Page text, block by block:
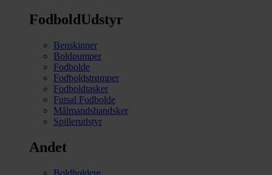
FodboldUdstyr
Benskinner
Boldpumper
Fodbolde
Fodboldstrømper
Fodboldtasker
Futsal Fodbolde
Målmandshandsker
Spillerudstyr
Andet
Boldholdere